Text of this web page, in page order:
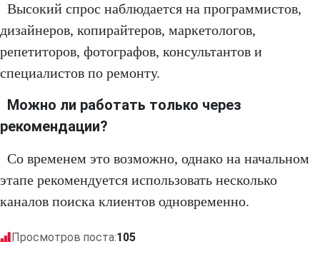
Высокий спрос наблюдается на программистов,
дизайнеров, копирайтеров, маркетологов,
репетиторов, фотографов, консультантов и
специалистов по ремонту.
Можно ли работать только через
рекомендации?
Со временем это возможно, однако на начальном
этапе рекомендуется использовать несколько
каналов поиска клиентов одновременно.
Просмотров поста:105